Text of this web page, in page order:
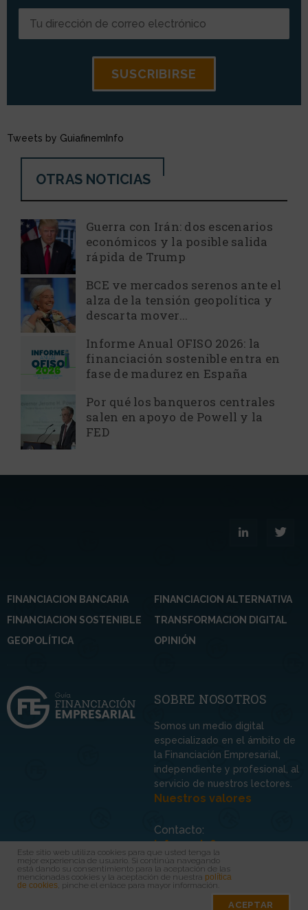
Tweets by GuiafinemInfo
OTRAS NOTICIAS
Guerra con Irán: dos escenarios
económicos y la posible salida
rápida de Trump
BCE ve mercados serenos ante el
alza de la tensión geopolítica y
descarta mover...
Informe Anual OFISO 2026: la
financiación sostenible entra en
fase de madurez en España
Por qué los banqueros centrales
salen en apoyo de Powell y la
FED
FINANCIACION BANCARIA
FINANCIACION ALTERNATIVA
FINANCIACION SOSTENIBLE
TRANSFORMACION DIGITAL
GEOPOLÍTICA
OPINIÓN
SOBRE NOSOTROS
Somos un medio digital
especializado en el ámbito de
la Financiación Empresarial,
independiente y profesional, al
servicio de nuestros lectores.
Nuestros valores
Contacto:
info@guiafinem.com
Aviso legal
Protección de datos
Este sitio web utiliza cookies para que usted tenga la
mejor experiencia de usuario. Si continúa navegando
está dando su consentimiento para la aceptación de las
mencionadas cookies y la aceptación de nuestra política
de cookies, pinche el enlace para mayor información.
ACEPTAR